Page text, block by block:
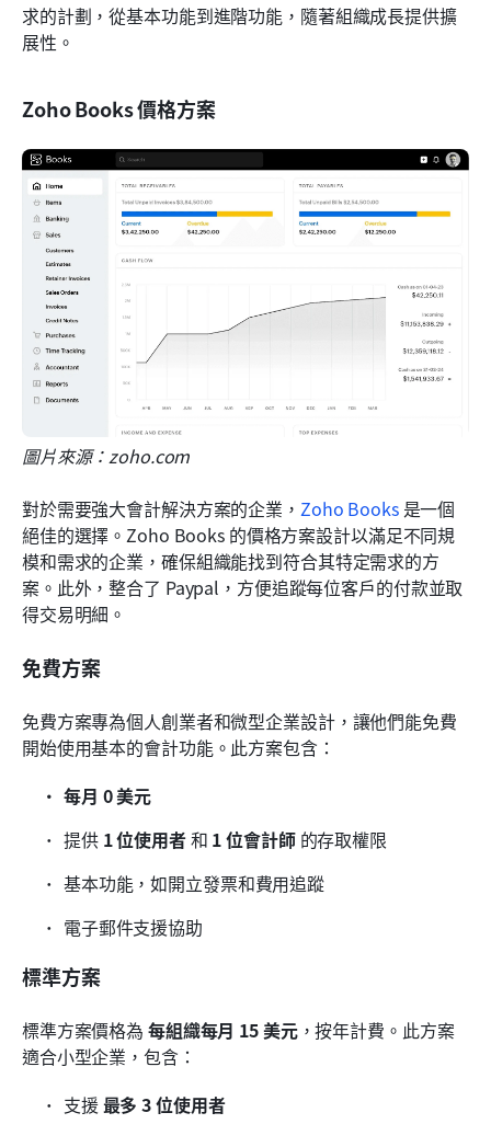
求的計劃，從基本功能到進階功能，隨著組織成長提供擴
展性。
Zoho Books 價格方案
圖片來源：zoho.com
對於需要強大會計解決方案的企業， Zoho Books 是一個
絕佳的選擇。Zoho Books 的價格方案設計以滿足不同規
模和需求的企業，確保組織能找到符合其特定需求的方
案。此外，整合了 Paypal，方便追蹤每位客戶的付款並取
得交易明細。
免費方案
免費方案專為個人創業者和微型企業設計，讓他們能免費
開始使用基本的會計功能。此方案包含：
每月 0 美元
提供 1 位使用者 和 1 位會計師 的存取權限
基本功能，如開立發票和費用追蹤
電子郵件支援協助
標準方案
標準方案價格為 每組織每月 15 美元，按年計費。此方案
適合小型企業，包含：
支援 最多 3 位使用者